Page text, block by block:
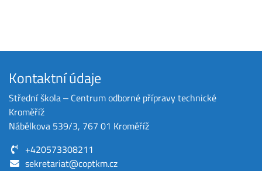
Kontaktní údaje
Střední škola ‒ Centrum odborné přípravy technické
Kroměříž
Nábělkova 539/3, 767 01 Kroměříž
+420573308211
sekretariat@coptkm.cz